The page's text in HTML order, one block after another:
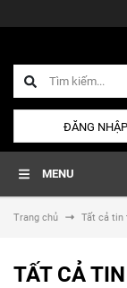
ĐĂNG NHẬP
MENU
Trang chủ Tất cả tin
TẤT CẢ